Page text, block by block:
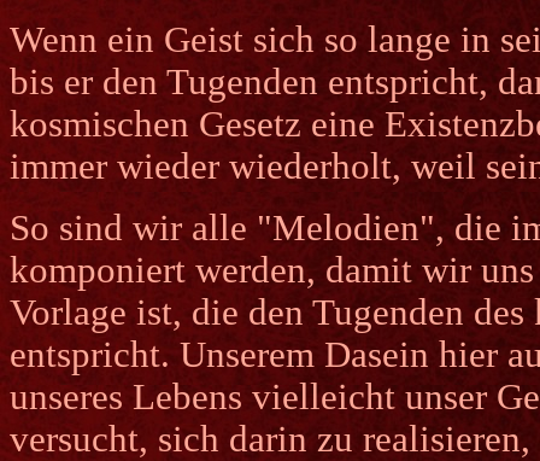
Wenn ein Geist sich so lange in
bis er den Tugenden entspricht,
kosmischen Gesetz eine
immer wieder wiederholt, weil
So sind wir alle "Melodien", die
komponiert werden, damit wir
Vorlage ist, die den Tugenden des
entspricht. Unserem Dasein hier
unseres Lebens vielleicht unser
versucht, sich darin zu